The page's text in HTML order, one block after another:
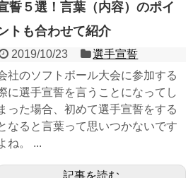
誓５選！言葉（内容）のポイ
トも合わせて紹介
2019/10/23
選手宣誓
社のソフトボール大会に参加する
に選手宣誓を言うことになってし
った場合、初めて選手宣誓をする
なると言葉って思いつかないです
ね。 ...
記事を読む